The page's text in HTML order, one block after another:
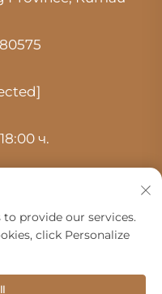
ч.
Ханчжоу Гуанджи
provide our services.
click Personalize